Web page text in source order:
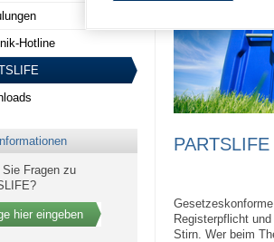
Hotline
Sie Fragen zu
hier eingeben
Registerpflicht
Stirn. Wer beim